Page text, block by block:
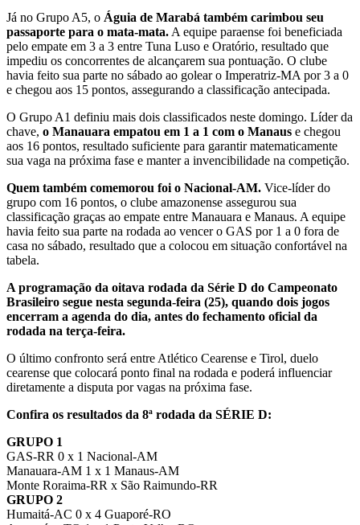
Já no Grupo A5, o Águia de Marabá também carimbou seu
passaporte para o mata-mata. A equipe paraense foi beneficiada
pelo empate em 3 a 3 entre Tuna Luso e Oratório, resultado que
impediu os concorrentes de alcançarem sua pontuação. O clube
havia feito sua parte no sábado ao golear o Imperatriz-MA por 3 a 0
e chegou aos 15 pontos, assegurando a classificação antecipada.
O Grupo A1 definiu mais dois classificados neste domingo. Líder da
chave, o Manauara empatou em 1 a 1 com o Manaus e chegou
aos 16 pontos, resultado suficiente para garantir matematicamente
sua vaga na próxima fase e manter a invencibilidade na competição.
Quem também comemorou foi o Nacional-AM. Vice-líder do
grupo com 16 pontos, o clube amazonense assegurou sua
classificação graças ao empate entre Manauara e Manaus. A equipe
havia feito sua parte na rodada ao vencer o GAS por 1 a 0 fora de
casa no sábado, resultado que a colocou em situação confortável na
tabela.
A programação da oitava rodada da Série D do Campeonato
Brasileiro segue nesta segunda-feira (25), quando dois jogos
encerram a agenda do dia, antes do fechamento oficial da
rodada na terça-feira.
O último confronto será entre Atlético Cearense e Tirol, duelo
cearense que colocará ponto final na rodada e poderá influenciar
diretamente a disputa por vagas na próxima fase.
Confira os resultados da 8ª rodada da SÉRIE D:
GRUPO 1
GAS-RR 0 x 1 Nacional-AM
Manauara-AM 1 x 1 Manaus-AM
Monte Roraima-RR x São Raimundo-RR
GRUPO 2
Humaitá-AC 0 x 4 Guaporé-RO